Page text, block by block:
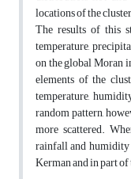
locations of the
The results of this
temperature,
on the global Moran
elements of the
temperature,
random pattern,
more scattered.
rainfall and
Kerman and in part